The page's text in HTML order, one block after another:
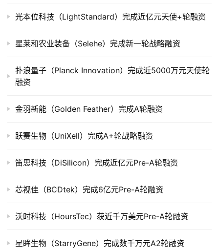
公
市
创
投
据
创
学
光本位科技（LightStandard）完成近亿元天使+轮融资
星莱和农业装备（Selehe）完成新一轮战略融资
扑浪量子（Planck Innovation）完成近5000万元天使轮
融资
金羽新能（Golden Feather）完成A轮融资
跃赛生物（UniXell）完成A+轮战略融资
笛思科技（DiSilicon）完成近亿元Pre-A轮融资
芯视佳（BCDtek）完成6亿元Pre-A轮融资
沃时科技（HoursTec）获近千万美元Pre-A轮融资
星眸生物（StarryGene）完成数千万元A2轮融资